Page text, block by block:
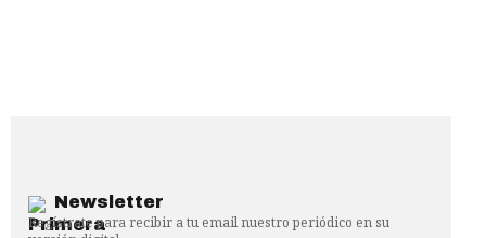
Newsletter
Regístrate para recibir a tu email nuestro periódico en su